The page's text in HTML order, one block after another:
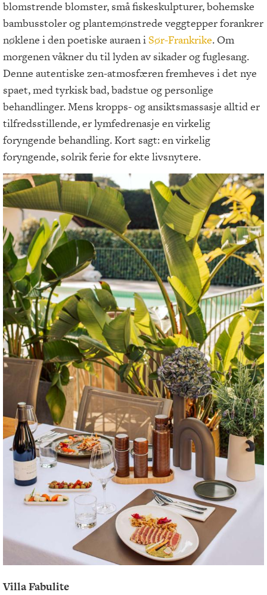
blomstrende blomster, små fiskeskulpturer, bohemske
bambusstoler og plantemønstrede veggtepper forankrer
nøklene i den poetiske auraen iSør-Frankrike. Om
morgenen våkner du til lyden av sikader og fuglesang.
Denne autentiske zen-atmosfæren fremheves i det nye
spaet, med tyrkisk bad, badstue og personlige
behandlinger. Mens kropps- og ansiktsmassasje alltid er
tilfredsstillende, er lymfedrenasje en virkelig
foryngende behandling. Kort sagt: en virkelig
foryngende, solrik ferie for ekte livsnytere.
Villa Fabulite